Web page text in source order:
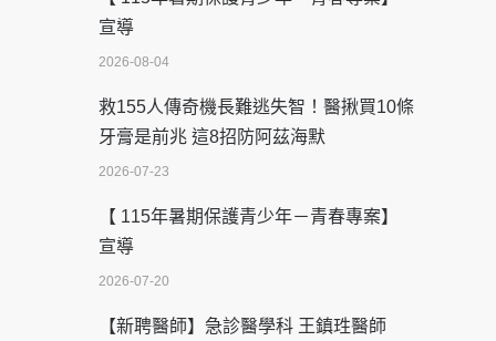
宣導
2026-08-04
救155人傳奇機長難逃失智！醫揪買10條
牙膏是前兆 這8招防阿茲海默
2026-07-23
【 115年暑期保護青少年－青春專案】
宣導
2026-07-20
【新聘醫師】急診醫學科 王鎮珄醫師